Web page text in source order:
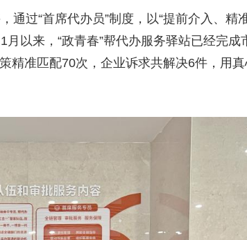
过“首席代办员”制度，以“提前介入、精
以来，“政青春”帮代办服务驿站已经完成
精准匹配70次，企业诉求共解决6件，用